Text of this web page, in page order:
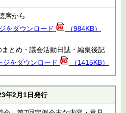
席から
をダウンロード
（984KB）
とめ・議会活動日誌・編集後記
ジをダウンロード
（1415KB）
年2月1日発行